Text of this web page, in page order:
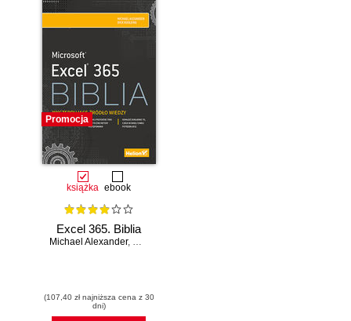
Promocja
książka ebook
Excel 365. Biblia
Michael Alexander, Dick Kusleika
(107,40 zł najniższa cena z 30
dni)